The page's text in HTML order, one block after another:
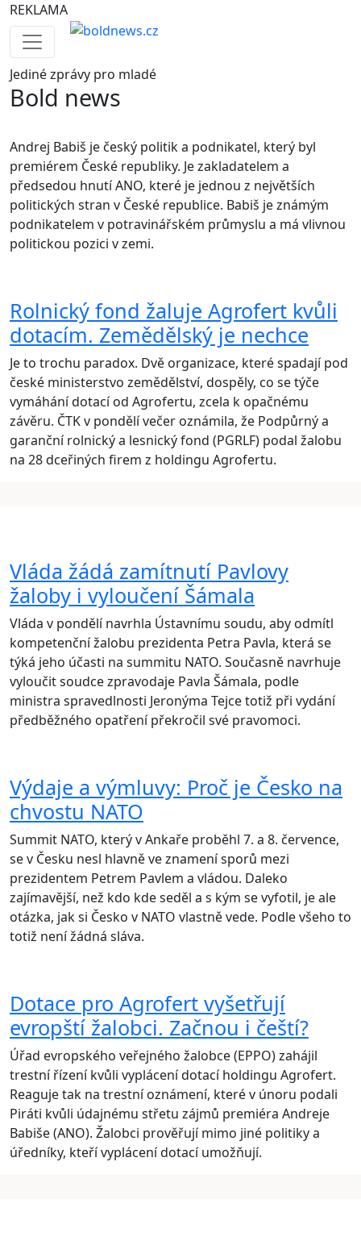
REKLAMA
Jedinézprávy pro mladé
Bold news
Andrej Babiš je český politik a podnikatel, který byl
premiérem České republiky. Je zakladatelem a
předsedou hnutí ANO, které je jednou z největších
politických stran v České republice. Babiš je známým
podnikatelem v potravinářském průmyslu a má vlivnou
politickou pozici v zemi.
Rolnický fond žaluje Agrofert kvůli
dotacím. Zemědělský je nechce
Je to trochu paradox. Dvě organizace, které spadají pod
české ministerstvo zemědělství, dospěly, co se týče
vymáhání dotací od Agrofertu, zcela k opačnému
závěru. ČTK v pondělí večer oznámila, že Podpůrný a
garanční rolnický a lesnický fond (PGRLF) podal žalobu
na 28 dceřiných firem z holdingu Agrofertu.
Vláda žádá zamítnutí Pavlovy
žaloby i vyloučení Šámala
Vláda v pondělí navrhla Ústavnímu soudu, aby odmítl
kompetenční žalobu prezidenta Petra Pavla, která se
týká jeho účasti na summitu NATO. Současně navrhuje
vyloučit soudce zpravodaje Pavla Šámala, podle
ministra spravedlnosti Jeronýma Tejce totiž při vydání
předběžného opatření překročil své pravomoci.
Výdaje a výmluvy: Proč je Česko na
chvostu NATO
Summit NATO, který v Ankaře proběhl 7. a 8. července,
se v Česku nesl hlavně ve znamení sporů mezi
prezidentem Petrem Pavlem a vládou. Daleko
zajímavější, než kdo kde seděl a s kým se vyfotil, je ale
otázka, jak si Česko v NATO vlastně vede. Podle všeho to
totiž není žádná sláva.
Dotace pro Agrofert vyšetřují
evropští žalobci. Začnou i čeští?
Úřad evropského veřejného žalobce (EPPO) zahájil
trestní řízení kvůli vyplácení dotací holdingu Agrofert.
Reaguje tak na trestní oznámení, které v únoru podali
Piráti kvůli údajnému střetu zájmů premiéra Andreje
Babiše (ANO). Žalobci prověřují mimo jiné politiky a
úředníky, kteří vyplácení dotací umožňují.